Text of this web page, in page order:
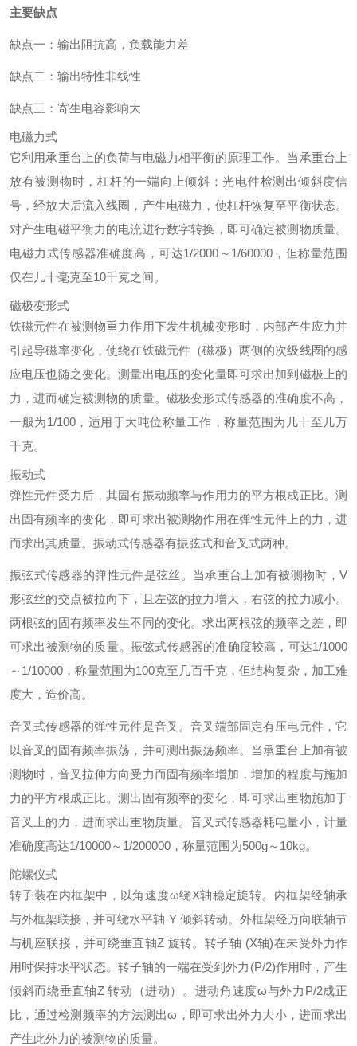
主要缺点
缺点一：输出阻抗高，负载能力差
缺点二：输出特性非线性
缺点三：寄生电容影响大
电磁力式
它利用承重台上的负荷与电磁力相平衡的原理工作。当承重台上
放有被测物时，杠杆的一端向上倾斜；光电件检测出倾斜度信
号，经放大后流入线圈，产生电磁力，使杠杆恢复至平衡状态。
对产生电磁平衡力的电流进行数字转换，即可确定被测物质量。
电磁力式传感器准确度高，可达1/2000～1/60000，但称量范围
仅在几十毫克至10千克之间。
磁极变形式
铁磁元件在被测物重力作用下发生机械变形时，内部产生应力并
引起导磁率变化，使绕在铁磁元件（磁极）两侧的次级线圈的感
应电压也随之变化。测量出电压的变化量即可求出加到磁极上的
力，进而确定被测物的质量。磁极变形式传感器的准确度不高，
一般为1/100，适用于大吨位称量工作，称量范围为几十至几万
千克。
振动式
弹性元件受力后，其固有振动频率与作用力的平方根成正比。测
出固有频率的变化，即可求出被测物作用在弹性元件上的力，进
而求出其质量。振动式传感器有振弦式和音叉式两种。
振弦式传感器的弹性元件是弦丝。当承重台上加有被测物时，V
形弦丝的交点被拉向下，且左弦的拉力增大，右弦的拉力减小。
两根弦的固有频率发生不同的变化。求出两根弦的频率之差，即
可求出被测物的质量。振弦式传感器的准确度较高，可达1/1000
～1/10000，称量范围为100克至几百千克，但结构复杂，加工难
度大，造价高。
音叉式传感器的弹性元件是音叉。音叉端部固定有压电元件，它
以音叉的固有频率振荡，并可测出振荡频率。当承重台上加有被
测物时，音叉拉伸方向受力而固有频率增加，增加的程度与施加
力的平方根成正比。测出固有频率的变化，即可求出重物施加于
音叉上的力，进而求出重物质量。音叉式传感器耗电量小，计量
准确度高达1/10000～1/200000，称量范围为500g～10kg。
陀螺仪式
转子装在内框架中，以角速度ω绕X轴稳定旋转。内框架经轴承
与外框架联接，并可绕水平轴 Y 倾斜转动。外框架经万向联轴节
与机座联接，并可绕垂直轴Z 旋转。转子轴 (X轴)在未受外力作
用时保持水平状态。转子轴的一端在受到外力(P/2)作用时，产生
倾斜而绕垂直轴Z 转动（进动）。进动角速度ω与外力P/2成正
比，通过检测频率的方法测出ω，即可求出外力大小，进而求出
产生此外力的被测物的质量。